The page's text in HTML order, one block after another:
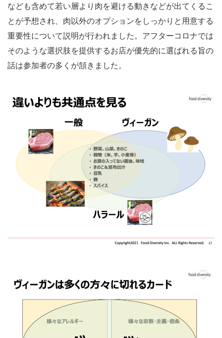
なども含めて若い層より肉を避ける動きなどが出てくるこ
とが予想され、肉以外のオプションをしっかりと用意する
重要性について説明が行われました。アフターコロナでは
そのような選択肢を提供するお店が優先的に選ばれる旨の
話は参加者の多くが頷きました。